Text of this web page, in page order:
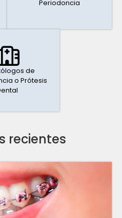
Periodoncia
de
o Prótesis
recientes